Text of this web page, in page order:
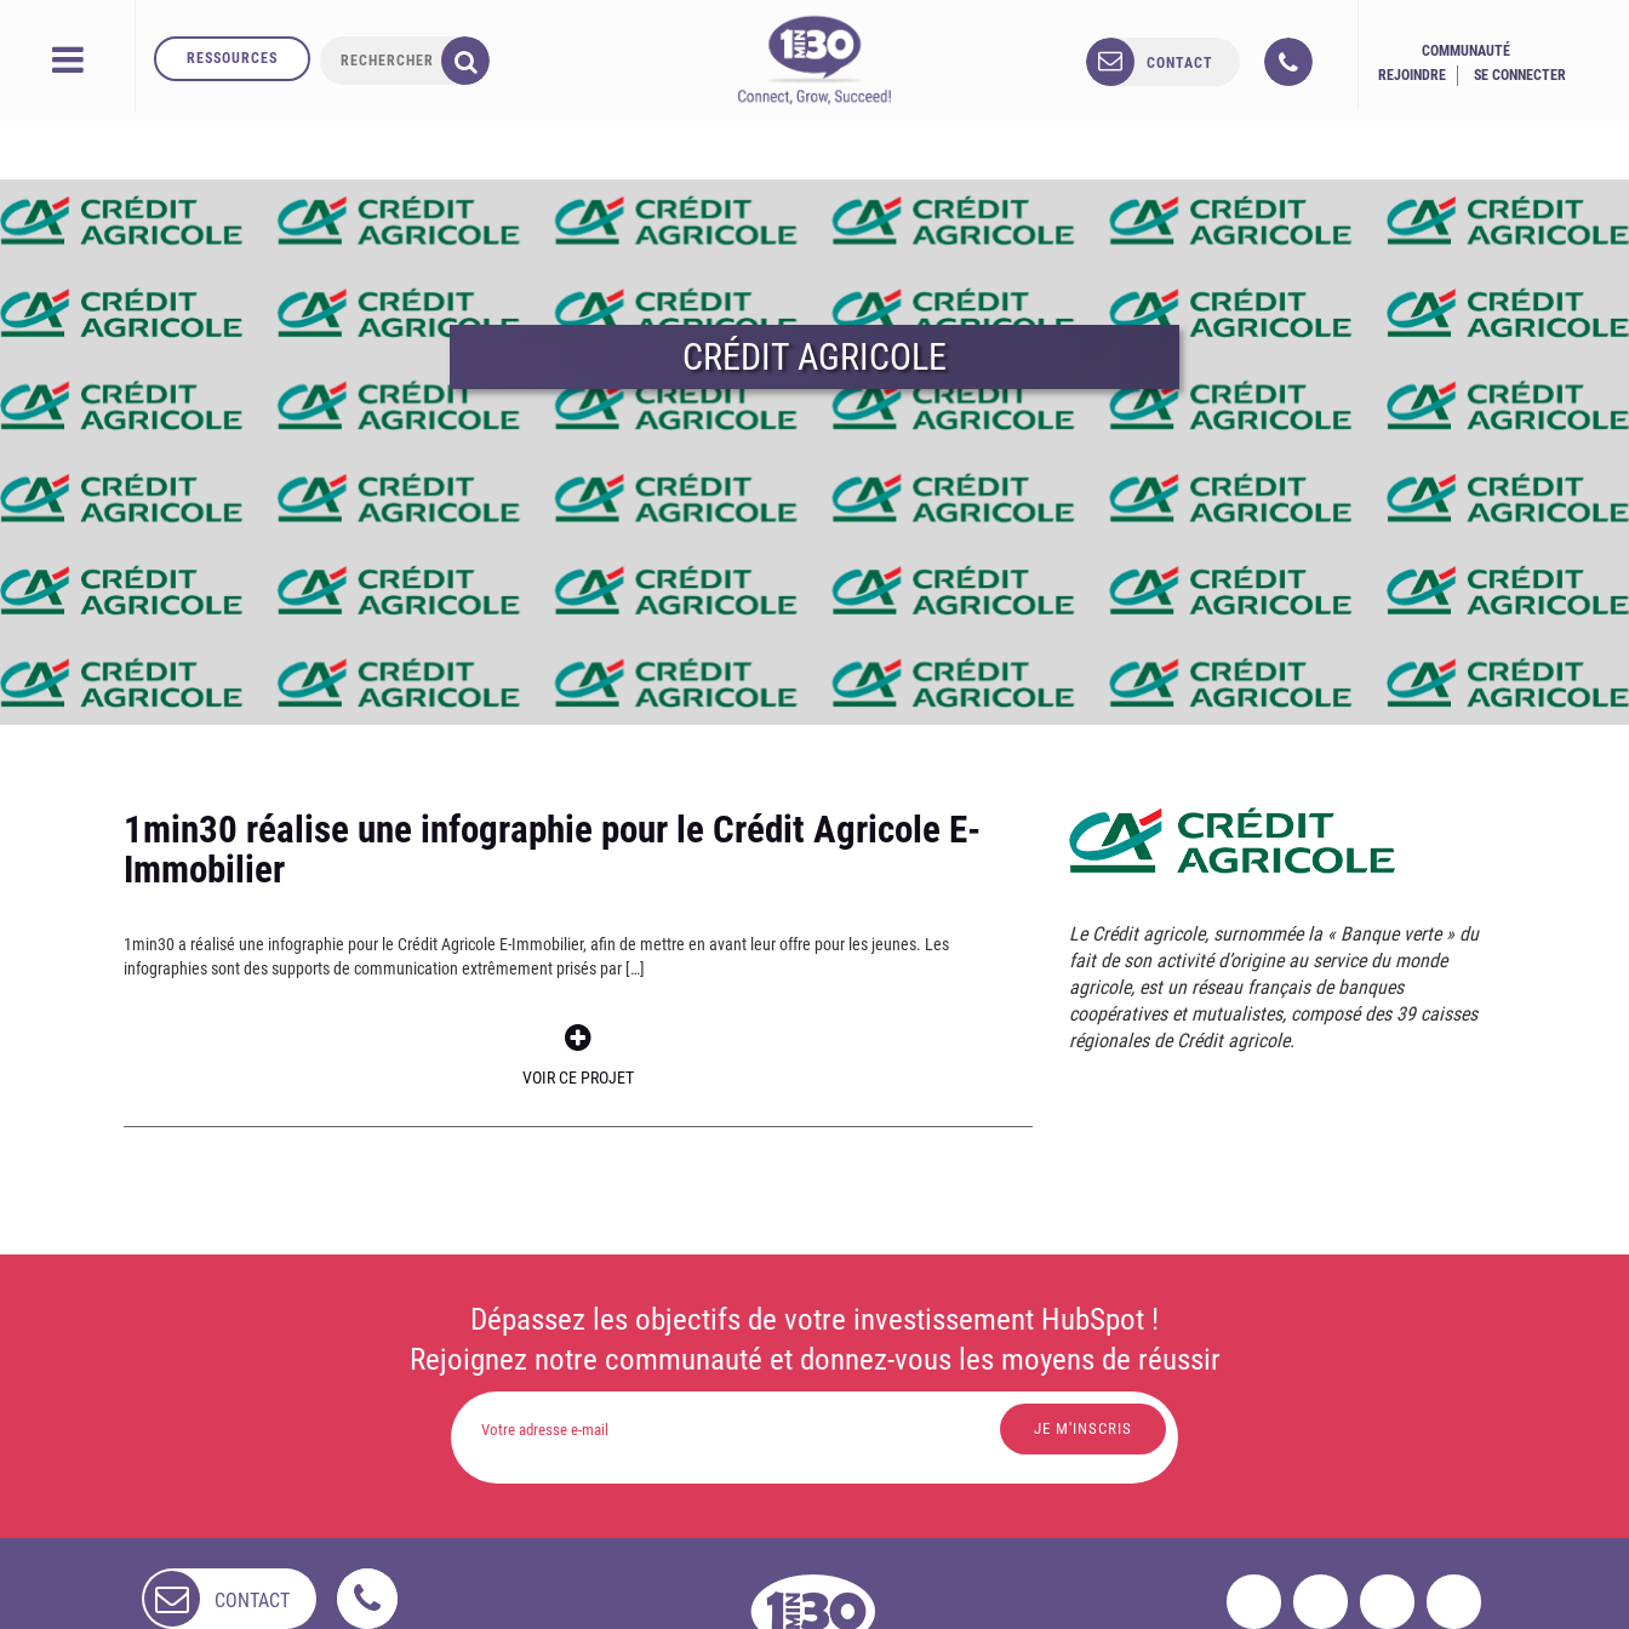
RESSOURCES CONTACT
COMMUNAUTÉ
REJOINDRE
SE CONNECTER
CRÉDIT AGRICOLE
1min30 réalise une infographie pour le Crédit Agricole E-
Immobilier
1min30 a réalisé une infographie pour le Crédit Agricole E-Immobilier, afin de mettre en avant leur offre pour les jeunes. Les
infographies sont des supports de communication extrêmement prisés par […]
VOIR CE PROJET
Le Crédit agricole, surnommée la « Banque verte » du
fait de son activité d’origine au service du monde
agricole, est un réseau français de banques
coopératives et mutualistes, composé des 39 caisses
régionales de Crédit agricole.
Dépassez les objectifs de votre investissement HubSpot !
Rejoignez notre communauté et donnez-vous les moyens de réussir
CONTACT